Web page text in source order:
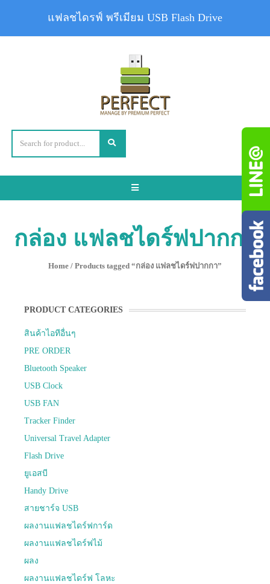
Toggle
กล่อง แฟลชไดร์ฟปากกา
Home / Products tagged “กล่อง แฟลชไดร์ฟปากกา”
PRODUCT CATEGORIES
สินค้าไอทีอื่นๆ
PRE ORDER
Bluetooth Speaker
USB Clock
USB FAN
Tracker Finder
Universal Travel Adapter
Flash Drive
ยูเอสบี
Handy Drive
สายชาร์จ USB
ผลงานแฟลชไดร์ฟการ์ด
ผลงานแฟลชไดร์ฟไม้
ผลง
ผลงานแฟลชไดร์ฟ โลหะ
แฟลชไดรฟ์ พรีเมียม USB Flash Drive